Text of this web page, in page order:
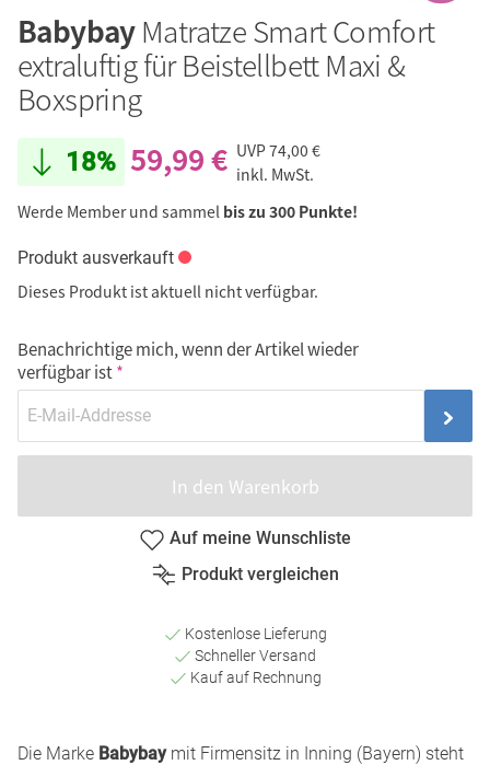
BabybayMatratze Smart Comfort
extraluftig für Beistellbett Maxi &
Boxspring
18% 59,99 € UVP74,00 €
inkl. MwSt.
Werde Member und sammel bis zu 300 Punkte!
Produkt ausverkauft
Dieses Produkt ist aktuell nicht verfügbar.
Benachrichtige mich, wenn der Artikel wieder
verfügbar ist
In den Warenkorb
Auf meine Wunschliste
Produkt vergleichen
Kostenlose Lieferung
Schneller Versand
Kauf auf Rechnung
Die Marke Babybaymit Firmensitz in Inning (Bayern) steht